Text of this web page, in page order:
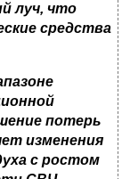
луч, что
средства
потерь
изменения
с ростом